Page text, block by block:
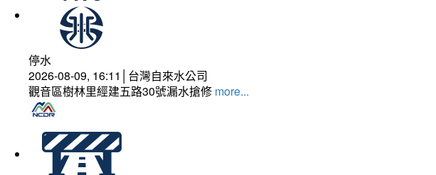
停水
2026-08-09, 16:11│台灣自來水公司
觀音區樹林里經建五路30號漏水搶修 more...